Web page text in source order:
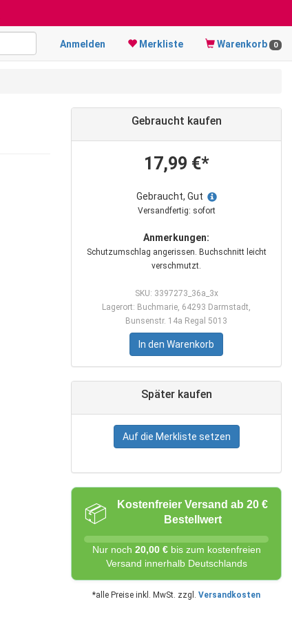
Anmelden Merkliste Warenkorb 0
Gebraucht kaufen
17,99 €*
Gebraucht, Gut
Versandfertig: sofort
Anmerkungen:
Schutzumschlag angerissen. Buchschnitt leicht
verschmutzt.
SKU: 3397273_36a_3x
Lagerort: Buchmarie, 64293 Darmstadt,
Bunsenstr. 14a Regal 5013
In den Warenkorb
Später kaufen
Auf die Merkliste setzen
📦
Kostenfreier Versand ab 20 €
Bestellwert
Nur noch 20,00 €bis zum kostenfreien
Versand innerhalb Deutschlands
*alle Preise inkl. MwSt. zzgl. Versandkosten